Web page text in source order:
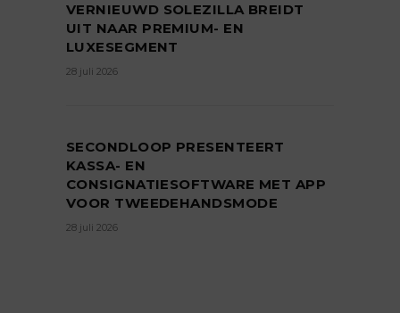
VERNIEUWD SOLEZILLA BREIDT
UIT NAAR PREMIUM- EN
LUXESEGMENT
28 juli 2026
SECONDLOOP PRESENTEERT
KASSA- EN
CONSIGNATIESOFTWARE MET APP
VOOR TWEEDEHANDSMODE
28 juli 2026